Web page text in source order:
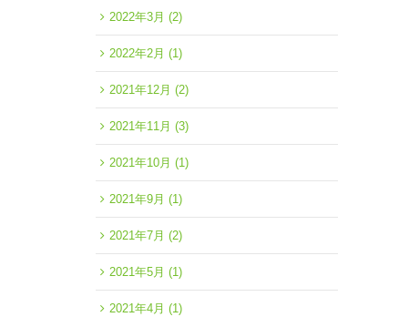
2022年3月 (2)
2022年2月 (1)
2021年12月 (2)
2021年11月 (3)
2021年10月 (1)
2021年9月 (1)
2021年7月 (2)
2021年5月 (1)
2021年4月 (1)